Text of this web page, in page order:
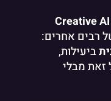
Creative
רבים אחרים:
ביעילות,
זאת מבלי